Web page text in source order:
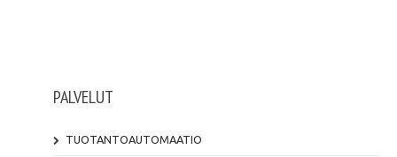
PALVELUT
TUOTANTOAUTOMAATIO